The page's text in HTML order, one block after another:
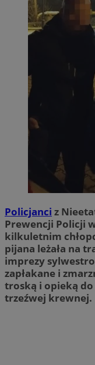
Policjanci z
Prewencji Policji
kilkuletnim
pijana leżała na
imprezy
zapłakane i
troską i opieką do
trzeźwej krewnej.